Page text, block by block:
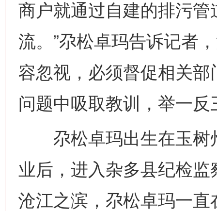
商户就通过自建的排污
流。”尕松卓玛告诉记者
容忽视，必须督促相关
问题中吸取教训，举一
尕松卓玛出生在玉树
业后，进入杂多县纪检
沧江之滨，尕松卓玛一